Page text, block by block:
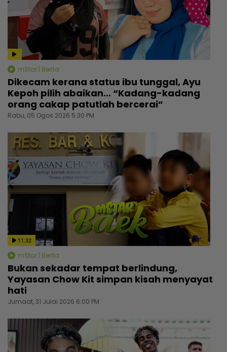
mStar | Berita
Dikecam kerana status ibu tunggal, Ayu
Kepoh pilih abaikan... “Kadang-kadang
orang cakap patutlah bercerai”
Rabu, 05 Ogos 2026 5:30 PM
11:32
mStar | Berita
Bukan sekadar tempat berlindung,
Yayasan Chow Kit simpan kisah menyayat
hati
Jumaat, 31 Julai 2026 6:00 PM